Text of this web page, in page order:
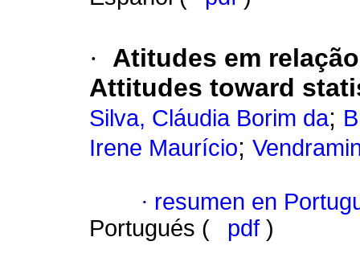
·
Atitudes em
Attitudes toward
Silva, Cláudia Borim da;
Irene Maurício;
· resumen en
Portugués (
pdf )